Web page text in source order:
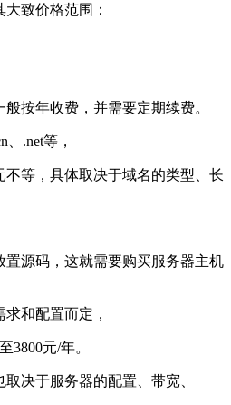
致价格范围：
按年收费，并需要定期续费。
.net等，
等，具体取决于域名的类型、长
置源码，这就需要购买服务器主机
和配置而定，
3800元/年。
决于服务器的配置、带宽、